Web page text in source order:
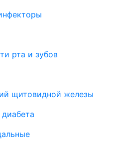
рта и зубов
щитовидной железы